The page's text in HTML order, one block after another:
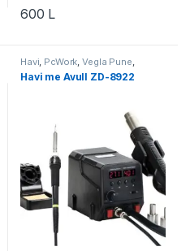
600 L
Havi, PcWork,Vegla Pune,
Workshop & Equipment
Havi me Avull ZD-8922